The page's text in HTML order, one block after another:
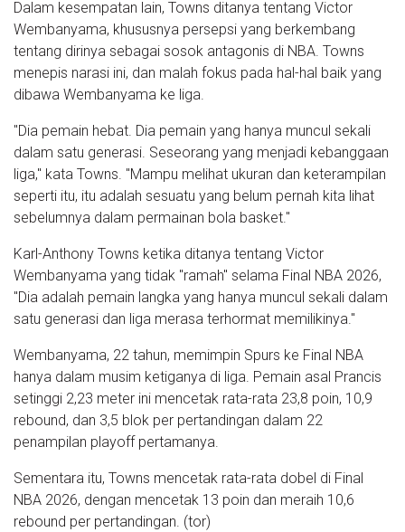
Dalam kesempatan lain, Towns ditanya tentang Victor
Wembanyama, khususnya persepsi yang berkembang
tentang dirinya sebagai sosok antagonis di NBA. Towns
menepis narasi ini, dan malah fokus pada hal-hal baik yang
dibawa Wembanyama ke liga.
"Dia pemain hebat. Dia pemain yang hanya muncul sekali
dalam satu generasi. Seseorang yang menjadi kebanggaan
liga," kata Towns. "Mampu melihat ukuran dan keterampilan
seperti itu, itu adalah sesuatu yang belum pernah kita lihat
sebelumnya dalam permainan bola basket."
Karl-Anthony Towns ketika ditanya tentang Victor
Wembanyama yang tidak "ramah" selama Final NBA 2026,
"Dia adalah pemain langka yang hanya muncul sekali dalam
satu generasi dan liga merasa terhormat memilikinya."
Wembanyama, 22 tahun, memimpin Spurs ke Final NBA
hanya dalam musim ketiganya di liga. Pemain asal Prancis
setinggi 2,23 meter ini mencetak rata-rata 23,8 poin, 10,9
rebound, dan 3,5 blok per pertandingan dalam 22
penampilan playoff pertamanya.
Sementara itu, Towns mencetak rata-rata dobel di Final
NBA 2026, dengan mencetak 13 poin dan meraih 10,6
rebound per pertandingan. (tor)